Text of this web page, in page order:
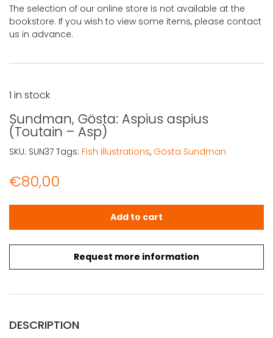
The selection of our online store is not available at the
bookstore. If you wish to view some items, please contact
us in advance.
Sundman, Gösta: Aspius aspius
(Toutain – Asp)
€80,00
Request more information
1 in stock
Sundman, Gösta: Aspius aspius (Toutain - Asp)
Add to cart
SKU: SUN37 Tags: Fish illustrations, Gösta Sundman
DESCRIPTION